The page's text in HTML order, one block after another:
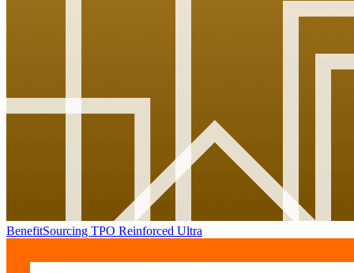
BenefitSourcing TPO Reinforced Ultra